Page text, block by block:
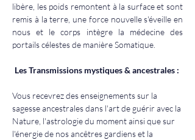
libère, les poids remontent à la surface et sont
remis à la terre, une force nouvelle s'éveille en
nous et le corps intègre la médecine des
portails célestes de manière Somatique.
Les Transmissions mystiques & ancestrales :
Vous recevrez des enseignements sur la
sagesse ancestrales dans l'art de guérir avec la
Nature, l'astrologie du moment ainsi que sur
l'énergie de nos ancêtres gardiens et la